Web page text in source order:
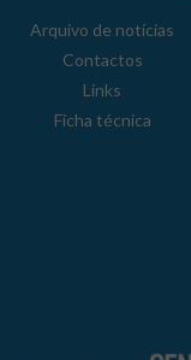
Arquivo de notícias
Contactos
Links
Ficha técnica